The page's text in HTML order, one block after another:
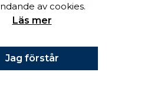
av cookies.
Läs mer
Jag förstår